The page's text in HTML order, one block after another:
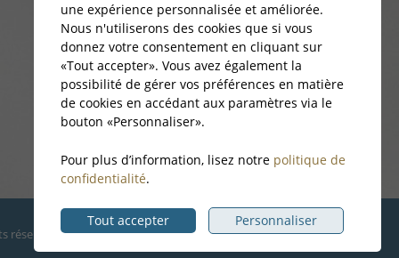
réservés
une expérience personnalisée et améliorée.
Nous n'utiliserons des cookies que si vous
donnez votre consentement en cliquant sur
«Tout accepter». Vous avez également la
possibilité de gérer vos préférences en matière
de cookies en accédant aux paramètres via le
bouton «Personnaliser».
Pour plus d’information, lisez notre politique de
confidentialité.
Tout accepter Personnaliser